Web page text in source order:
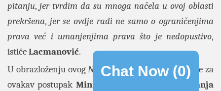
pitanju, jer tvrdim da su mnoga načela u ovoj oblasti
prekršena, jer se ovdje radi ne samo o ograničenjima
prava već i umanjenjima prava što je nedopustivo,
ističeLacmanović.
U obrazloženju ovogNacrta zakonanavodi se da je za
ovakav postupak Ministarstva rada zapošljavanja
Chat Now (0)